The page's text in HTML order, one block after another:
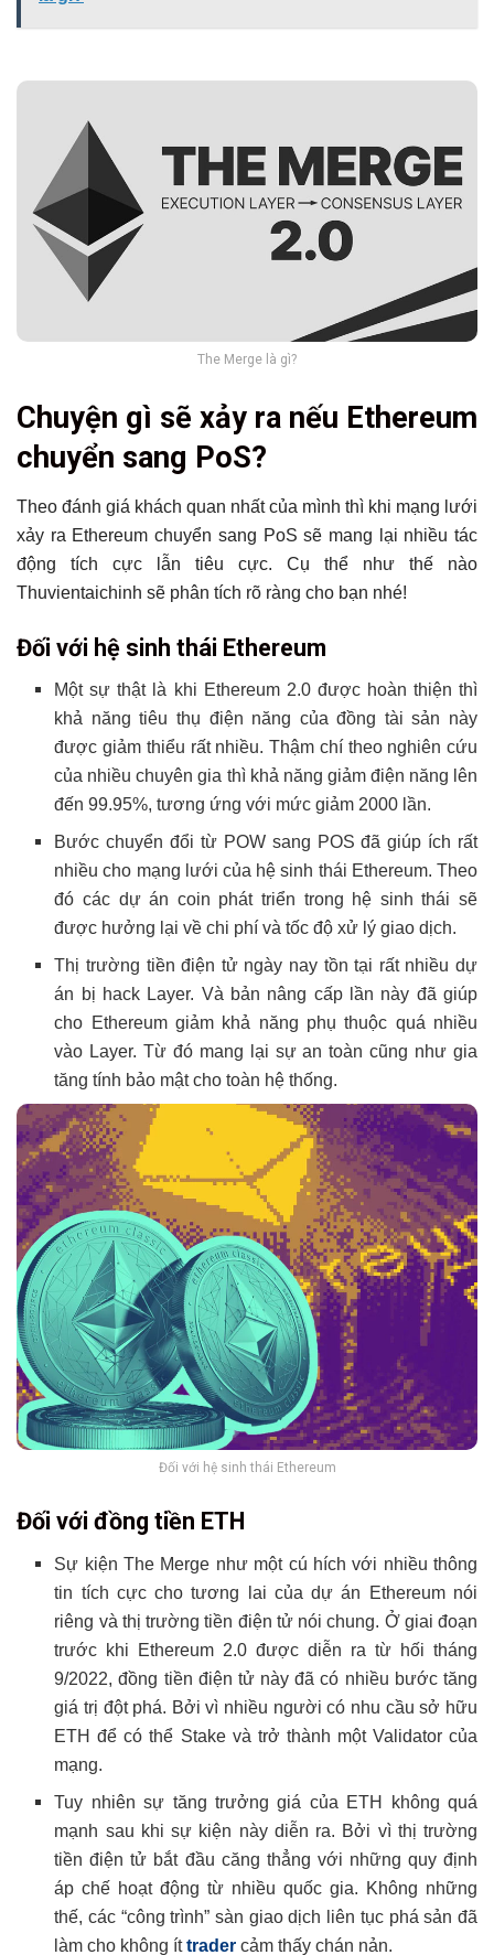
The Merge là gì?
Chuyện gì sẽ xảy ra nếu Ethereum
chuyển sang PoS?
Theo đánh giá khách quan nhất của mình thì khi mạng lưới
xảy ra Ethereum chuyển sang PoS sẽ mang lại nhiều tác
động tích cực lẫn tiêu cực. Cụ thể như thế nào
Thuvientaichinh sẽ phân tích rõ ràng cho bạn nhé!
Đối với hệ sinh thái Ethereum
Một sự thật là khi Ethereum 2.0 được hoàn thiện thì
khả năng tiêu thụ điện năng của đồng tài sản này
được giảm thiểu rất nhiều. Thậm chí theo nghiên cứu
của nhiều chuyên gia thì khả năng giảm điện năng lên
đến 99.95%, tương ứng với mức giảm 2000 lần.
Bước chuyển đổi từ POW sang POS đã giúp ích rất
nhiều cho mạng lưới của hệ sinh thái Ethereum. Theo
đó các dự án coin phát triển trong hệ sinh thái sẽ
được hưởng lại về chi phí và tốc độ xử lý giao dịch.
Thị trường tiền điện tử ngày nay tồn tại rất nhiều dự
án bị hack Layer. Và bản nâng cấp lần này đã giúp
cho Ethereum giảm khả năng phụ thuộc quá nhiều
vào Layer. Từ đó mang lại sự an toàn cũng như gia
tăng tính bảo mật cho toàn hệ thống.
Đối với hệ sinh thái Ethereum
Đối với đồng tiền ETH
Sự kiện The Merge như một cú hích với nhiều thông
tin tích cực cho tương lai của dự án Ethereum nói
riêng và thị trường tiền điện tử nói chung. Ở giai đoạn
trước khi Ethereum 2.0 được diễn ra từ hối tháng
9/2022, đồng tiền điện tử này đã có nhiều bước tăng
giá trị đột phá. Bởi vì nhiều người có nhu cầu sở hữu
ETH để có thể Stake và trở thành một Validator của
mạng.
Tuy nhiên sự tăng trưởng giá của ETH không quá
mạnh sau khi sự kiện này diễn ra. Bởi vì thị trường
tiền điện tử bắt đầu căng thẳng với những quy định
áp chế hoạt động từ nhiều quốc gia. Không những
thế, các “công trình” sàn giao dịch liên tục phá sản đã
làm cho không íttrader cảm thấy chán nản.